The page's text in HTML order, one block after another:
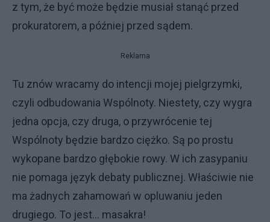
z tym, że być może będzie musiał stanąć przed
prokuratorem, a później przed sądem.
Reklama
Tu znów wracamy do intencji mojej pielgrzymki,
czyli odbudowania Wspólnoty. Niestety, czy wygra
jedna opcja, czy druga, o przywrócenie tej
Wspólnoty będzie bardzo ciężko. Są po prostu
wykopane bardzo głębokie rowy. W ich zasypaniu
nie pomaga język debaty publicznej. Właściwie nie
ma żadnych zahamowań w opluwaniu jeden
drugiego. To jest... masakra!